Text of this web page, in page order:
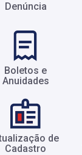
Denúncia
Boletos e
Anuidades​
de
Cadastro​